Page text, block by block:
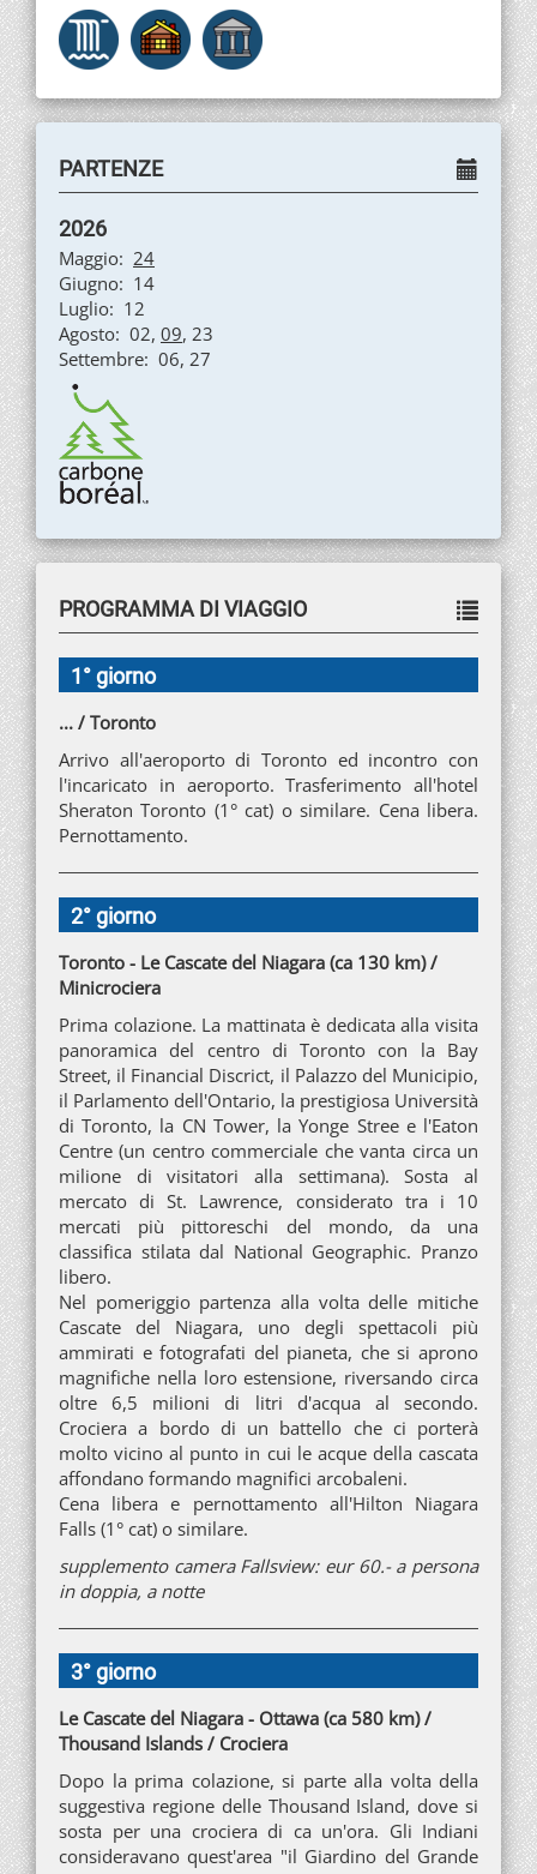
PARTENZE
2026
Maggio: 24
Giugno: 14
Luglio: 12
Agosto: 02, 09, 23
Settembre: 06, 27
PROGRAMMA DI VIAGGIO
1° giorno
... / Toronto
Arrivo all'aeroporto di Toronto ed incontro con
l'incaricato in aeroporto. Trasferimento all'hotel
Sheraton Toronto (1° cat) o similare. Cena libera.
Pernottamento.
2° giorno
Toronto - Le Cascate del Niagara (ca 130 km) /
Minicrociera
Prima colazione. La mattinata è dedicata alla visita
panoramica del centro di Toronto con la Bay
Street, il Financial Discrict, il Palazzo del Municipio,
il Parlamento dell'Ontario, la prestigiosa Università
di Toronto, la CN Tower, la Yonge Stree e l'Eaton
Centre (un centro commerciale che vanta circa un
milione di visitatori alla settimana). Sosta al
mercato di St. Lawrence, considerato tra i 10
mercati più pittoreschi del mondo, da una
classifica stilata dal National Geographic. Pranzo
libero.
Nel pomeriggio partenza alla volta delle mitiche
Cascate del Niagara, uno degli spettacoli più
ammirati e fotografati del pianeta, che si aprono
magnifiche nella loro estensione, riversando circa
oltre 6,5 milioni di litri d'acqua al secondo.
Crociera a bordo di un battello che ci porterà
molto vicino al punto in cui le acque della cascata
affondano formando magnifici arcobaleni.
Cena libera e pernottamento all'Hilton Niagara
Falls (1° cat) o similare.
supplemento camera Fallsview: eur 60.- a persona
in doppia, a notte
3° giorno
Le Cascate del Niagara - Ottawa (ca 580 km) /
Thousand Islands / Crociera
Dopo la prima colazione, si parte alla volta della
suggestiva regione delle Thousand Island, dove si
sosta per una crociera di ca un'ora. Gli Indiani
consideravano quest'area "il Giardino del Grande